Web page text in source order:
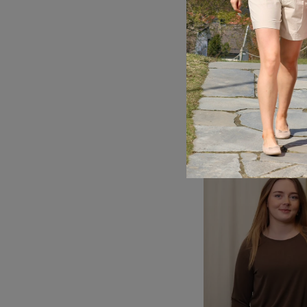
NINA T-SHIRT
500,00 kr